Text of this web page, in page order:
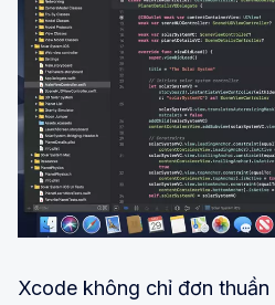
Xcode không chỉ đơn